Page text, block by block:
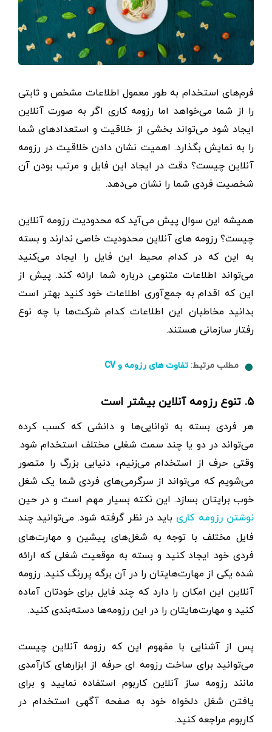
فرم‌های استخدام به طور معمول اطلاعات مشخص و ثابتی
را از شما می‌خواهد اما رزومه کاری اگر به صورت آنلاین
ایجاد شود می‌تواند بخشی از خلاقیت‌ و استعدادهای شما
را به نمایش بگذارد. اهمیت نشان دادن خلاقیت در رزومه
آنلاین چیست؟ دقت در ایجاد این فایل و مرتب بودن آن
شخصیت فردی شما را نشان می‌دهد.
همیشه این سوال پیش می‌آید که محدودیت رزومه آنلاین
چیست؟‌ رزومه های آنلاین محدودیت خاصی ندارند و بسته
به این که در کدام محیط این فایل را ایجاد می‌کنید
می‌تواند اطلاعات متنوعی درباره شما ارائه کند. پیش از
این که اقدام به جمع‌آوری اطلاعات خود کنید بهتر است
بدانید مخاطبان این اطلاعات کدام شرکت‌ها با چه نوع
رفتار سازمانی هستند.
مطلب مرتبط: تفاوت های رزومه و CV
۵. تنوع رزومه آنلاین بیشتر است
هر فردی بسته به توانایی‌ها و دانشی که کسب کرده
می‌تواند در دو یا چند سمت شغلی مختلف استخدام شود.
وقتی حرف از استخدام می‌زنیم، دنیایی بزرگ را متصور
می‌شویم که می‌تواند از سرگرمی‌های فردی شما یک شغل
خوب برایتان بسازد. این نکته بسیار مهم است و در حین
نوشتن رزومه کاری باید در نظر گرفته شود. می‌توانید چند
فایل مختلف با توجه به شغل‌های پیشین و مهارت‌های
فردی خود ایجاد کنید و بسته به موقعیت شغلی که ارائه
شده یکی از مهارت‌هایتان را در آن برگه پررنگ کنید. رزومه
آنلاین این امکان را دارد که چند فایل برای خودتان آماده
کنید و مهارت‌هایتان را در این رزومه‌ها دسته‌بندی کنید.
پس از آشنایی با مفهوم این که رزومه آنلاین چیست
می‌توانید برای ساخت رزومه ای حرفه از ابزارهای کارآمدی
مانند رزومه ساز آنلاین کاربوم استفاده نمایید و برای
یافتن شغل دلخواه خود به صفحه آگهی‌ استخدام در
کاربوم مراجعه کنید.